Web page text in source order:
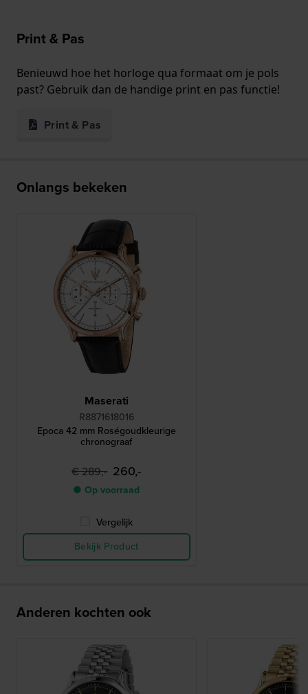
Print & Pas
Benieuwd hoe het horloge qua formaat om je pols
past? Gebruik dan de handige print en pas functie!
Print & Pas
Onlangs bekeken
Maserati
R8871618016
Epoca 42 mm Roségoudkleurige
chronograaf
€ 289,- 260,-
● Op voorraad
Vergelijk
Bekijk Product
Anderen kochten ook